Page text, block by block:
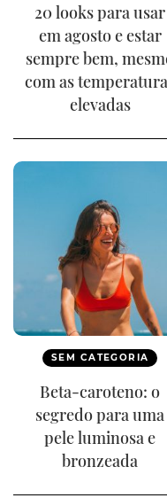
20 looks para usar
em agosto e estar
sempre bem,
com as
elevadas
SEM CATEGORIA
Beta-caroteno: o
segredo para uma
pele luminosa e
bronzeada